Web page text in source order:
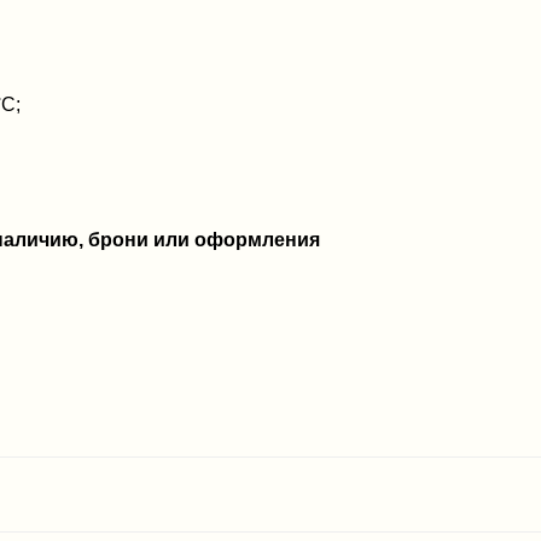
брони или оформления